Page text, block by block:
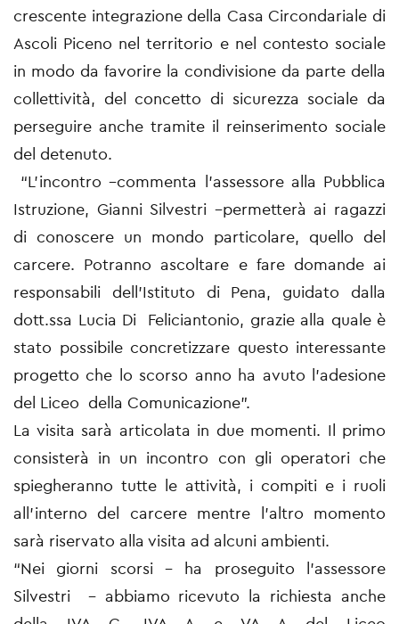
crescente integrazione della Casa Circondariale di
Ascoli Piceno nel territorio e nel contesto sociale
in modo da favorire la condivisione da parte della
collettività, del concetto di sicurezza sociale da
perseguire anche tramite il reinserimento sociale
del detenuto.
“L’incontro –commenta l’assessore alla Pubblica
Istruzione, Gianni Silvestri –permetterà ai ragazzi
di conoscere un mondo particolare, quello del
carcere. Potranno ascoltare e fare domande ai
responsabili dell’Istituto di Pena, guidato dalla
dott.ssa Lucia Di Feliciantonio, grazie alla quale è
stato possibile concretizzare questo interessante
progetto che lo scorso anno ha avuto l’adesione
del Liceo della Comunicazione”.
La visita sarà articolata in due momenti. Il primo
consisterà in un incontro con gli operatori che
spiegheranno tutte le attività, i compiti e i ruoli
all’interno del carcere mentre l’altro momento
sarà riservato alla visita ad alcuni ambienti.
“Nei giorni scorsi – ha proseguito l’assessore
Silvestri - abbiamo ricevuto la richiesta anche